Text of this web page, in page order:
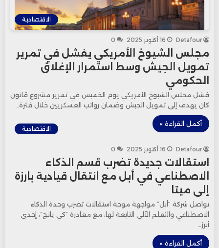
الاقتصادية
Detafour 16 أكتوبر 2025 0
مجلس الشيوخ الأمريكي يفشل في تمرير
تمويل الجيش وسط استمرار الإغلاق
الحكومي
فشل مجلس الشيوخ الأمريكي يوم الخميس في تمرير مشروع قانون
كان يهدف إلى تمويل الجيش وضمان رواتب العسكريين خلال فترة…
أكمل القراءة »
الاقتصادية
Detafour 16 أكتوبر 2025 0
استقالات جديدة تضرب قسم الذكاء
الاصطناعي في أبل مع انتقال قيادية بارزة
إلى ميتا
تواصل شركة “أبل” مواجهة موجة استقالات تضرب وحدة الذكاء
الاصطناعي والتعلم الآلي التابعة لها، مع مغادرة “كي يانج”، إحدى
أبرز…
أكمل القراءة »